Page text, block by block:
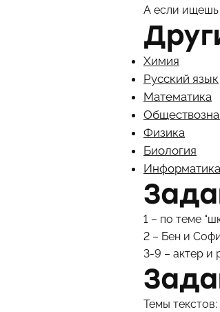
А если ищешь
Химия
Русский язык
Математика
Физика
Биология
Информатика
1 – по теме
2 – Бен и
3-9 – актер и
Темы